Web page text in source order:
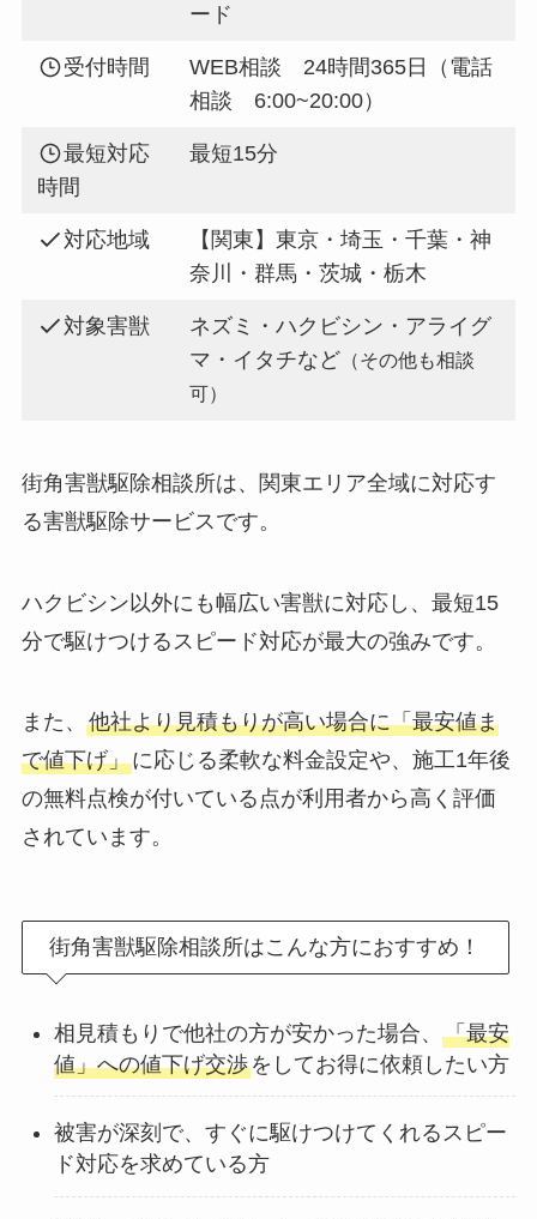
ード
受付時間
WEB相談 24時間365日（電話
相談 6:00~20:00）
最短対応
時間
最短15分
対応地域
【関東】東京・埼玉・千葉・神
奈川・群馬・茨城・栃木
対象害獣
ネズミ・ハクビシン・アライグ
マ・イタチなど （その他も相談
可）
街角害獣駆除相談所は、関東エリア全域に対応す
る害獣駆除サービスです。
ハクビシン以外にも幅広い害獣に対応し、最短15
分で駆けつけるスピード対応が最大の強みです。
また、 他社より見積もりが高い場合に「最安値ま
で値下げ」に応じる柔軟な料金設定や、施工1年後
の無料点検が付いている点が利用者から高く評価
されています。
街角害獣駆除相談所はこんな方におすすめ！
相見積もりで他社の方が安かった場合、 「最安
値」への値下げ交渉をしてお得に依頼したい方
被害が深刻で、すぐに駆けつけてくれるスピー
ド対応を求めている方